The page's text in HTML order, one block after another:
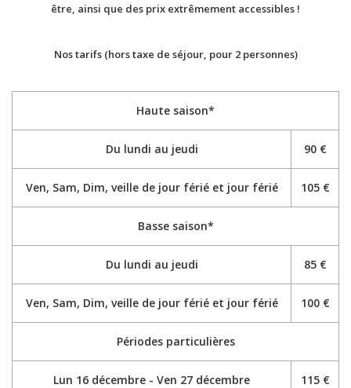
être, ainsi que des prix extrêmement accessibles !
Nos tarifs (hors taxe de séjour, pour 2 personnes)
Haute saison*
Du lundi au jeudi 90 €
Ven, Sam, Dim, veille de jour férié et jour férié 105 €
Basse saison*
Du lundi au jeudi 85 €
Ven, Sam, Dim, veille de jour férié et jour férié 100 €
Périodes particulières
Lun 16 décembre - Ven 27 décembre 115 €